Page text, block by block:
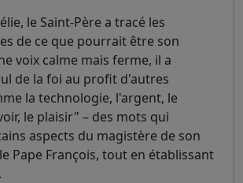
le Saint-Père a tracé les
de ce que pourrait être son
voix calme mais ferme, il a
de la foi au profit d'autres
la technologie, l'argent, le
le plaisir" – des mots qui
aspects du magistère de son
Pape François, tout en établissant